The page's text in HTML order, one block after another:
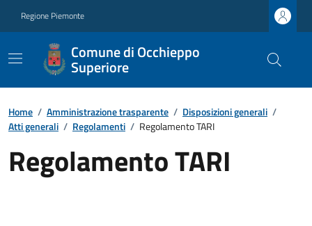
Regione Piemonte
Comune di Occhieppo
Superiore
Home / Amministrazione trasparente / Disposizioni generali /
Atti generali / Regolamenti / Regolamento TARI
Regolamento TARI